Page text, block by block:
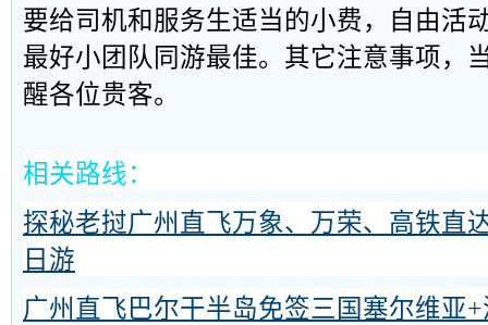
要给司机和服务生适当的小费，自由活
最好小团队同游最佳。其它注意事项，
醒各位贵客。
相关路线：
探秘老挝广州直飞万象、万荣、高铁直
日游
广州直飞巴尔干半岛免签三国塞尔维亚